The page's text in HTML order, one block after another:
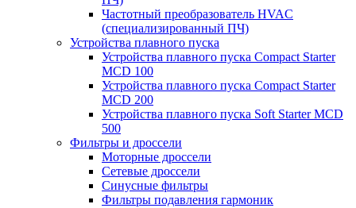
Частотный преобразователь HVAC
(специализированный ПЧ)
Устройства плавного пуска
Устройства плавного пуска Compact Starter
MCD 100
Устройства плавного пуска Compact Starter
MCD 200
Устройства плавного пуска Soft Starter MCD
500
Фильтры и дроссели
Моторные дроссели
Сетевые дроссели
Синусные фильтры
Фильтры подавления гармоник